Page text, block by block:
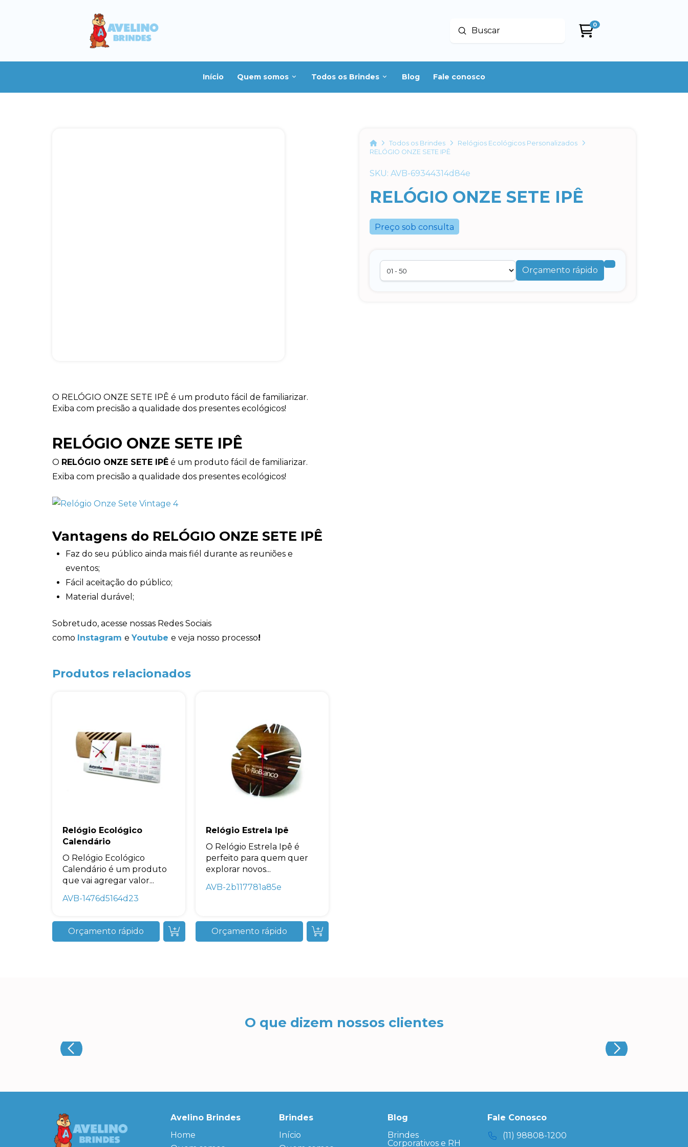
Buscar
Enviar
0
Início Quem somos Todos os Brindes Blog Fale conosco
HomeTodos os Brindes
Relógios Ecológicos Personalizados
RELÓGIO ONZE SETE IPÊ
SKU: AVB-69344314d84e
RELÓGIO ONZE SETE IPÊ
Preço sob consulta
Orçamento rápido
O RELÓGIO ONZE SETE IPÊ é um produto fácil de familiarizar.
Exiba com precisão a qualidade dos presentes ecológicos!
RELÓGIO ONZE SETE IPÊ
O RELÓGIO ONZE SETE IPÊ é um produto fácil de familiarizar.
Exiba com precisão a qualidade dos presentes ecológicos!
Vantagens do RELÓGIO ONZE SETE IPÊ
Faz do seu público ainda mais fiél durante as reuniões e
eventos;
Fácil aceitação do público;
Material durável;
Sobretudo, acesse nossas Redes Sociais
como Instagram e Youtube e veja nosso processo!
Produtos relacionados
Relógio Ecológico
Calendário
O Relógio Ecológico
Calendário é um produto
que vai agregar valor...
AVB-1476d5164d23
Orçamento rápido
Relógio Estrela Ipê
O Relógio Estrela Ipê é
perfeito para quem quer
explorar novos...
AVB-2b117781a85e
Orçamento rápido
O que dizem nossos clientes
Avelino Brindes
Home
Brindes
Início← Back
← Back
Blog
Brindes
Corporativos e RH
Fale Conosco
(11) 98808-1200
A nossa empresa está comprometida a proteger e respeitar sua
privacidade, utilizaremos seus dados apenas para fins de
marketing. Você pode alterar suas preferências a qualquer
momento.